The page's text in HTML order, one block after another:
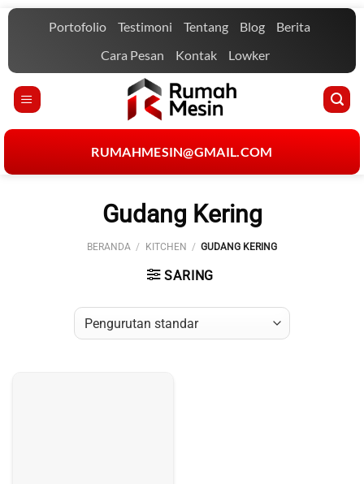
Skip
Portofolio Testimoni Tentang Blog
Berita
Cara Pesan
Kontak Lowker
RUMAHMESIN@GMAIL.COM
Gudang Kering
BERANDA / KITCHEN / GUDANG KERING
SARING